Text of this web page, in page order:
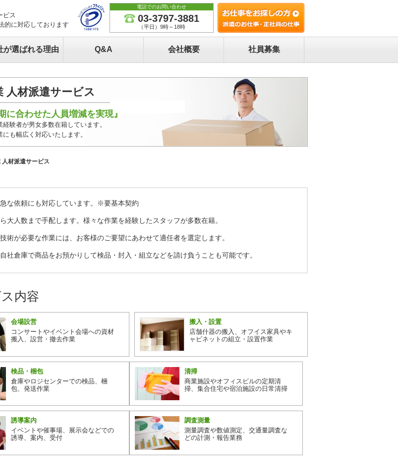
ビス
的に対応しております
電話でのお問い合わせ
03-3797-3881
（平日）9時～18時
が選ばれる理由 Q&A 会社概要 社員募集
人材派遣サービス
に合わせた人員増減を実現』
経験者が男女多数在籍しています。
にも幅広く対応いたします。
人材派遣サービス
な依頼にも対応しています。※要基本契約
大人数まで手配します。様々な作業を経験したスタッフが多数在籍。
術が必要な作業には、お客様のご要望にあわせて適任者を選定します。
社倉庫で商品をお預かりして検品・封入・組立などを請け負うことも可能です。
内容
会場設営
コンサートやイベント会場への資材
搬入、設営・撤去作業
搬入・設置
店舗什器の搬入、オフイス家具やキ
ャビネットの組立・設置作業
検品・梱包
倉庫やロジセンターでの検品、梱
包、発送作業
清掃
商業施設やオフィスビルの定期清
掃、集合住宅や宿泊施設の日常清掃
誘導案内
イベントや催事場、展示会などでの
誘導、案内、受付
調査測量
測量調査や数値測定、交通量調査な
どの計測・報告業務